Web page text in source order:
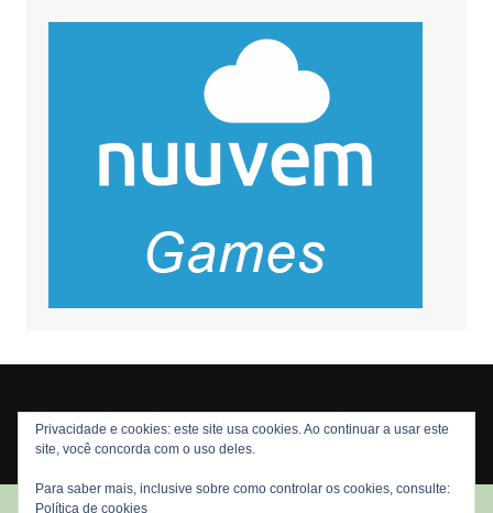
Copyright © 2026 Nós Nerds. Todos os direitos reservados
Privacidade e cookies: este site usa cookies. Ao continuar a usar este
site, você concorda com o uso deles.
Para saber mais, inclusive sobre como controlar os cookies, consulte:
Política de cookies